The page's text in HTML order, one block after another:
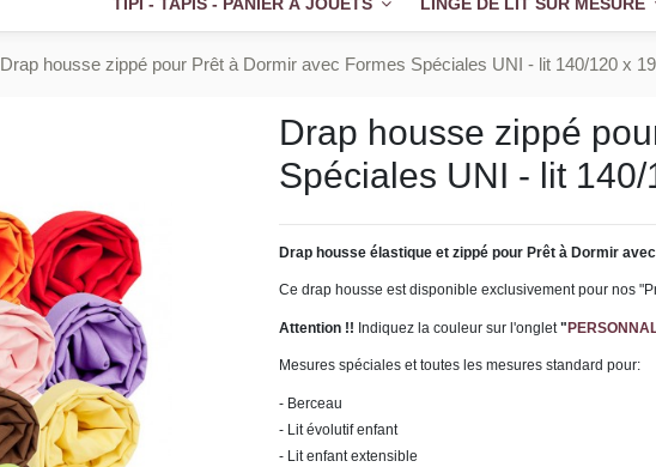
Drap housse zippé pour Prêt à Dormir avec Formes Spéciales UNI - lit 140/120 x
Drap housse zippé
Spéciales UNI - lit
Drap housse élastique et zippé pour Prêt à Dormir
Ce drap housse est disponible exclusivement pour nos
Attention !! Indiquez la couleur sur l'onglet"
Mesures spéciales et toutes les mesures standard pour:
- Berceau
- Lit évolutif enfant
- Lit enfant extensible